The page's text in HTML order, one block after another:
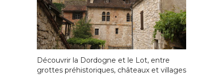
Découvrir la Dordogne et le Lot, entre
grottes préhistoriques, châteaux et villages